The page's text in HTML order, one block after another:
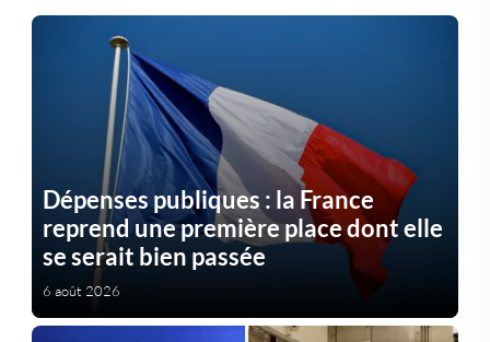
Dépenses publiques : la France
reprend une première place dont elle
se serait bien passée
6 août 2026